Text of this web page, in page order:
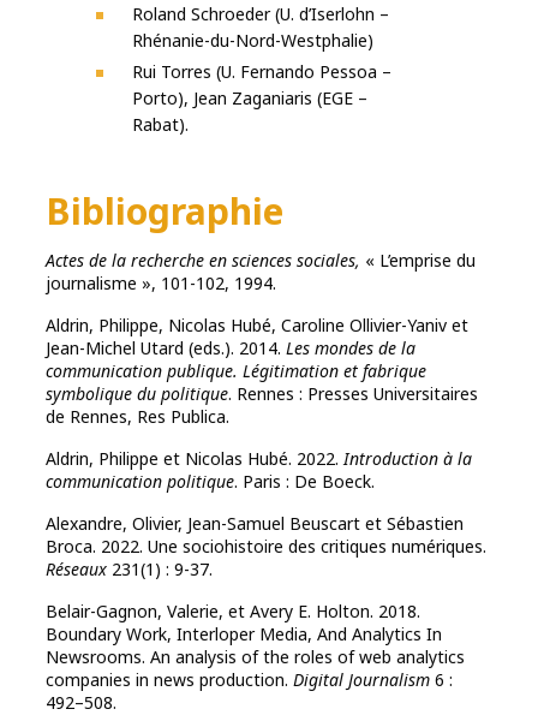
Roland Schroeder (U. d’Iserlohn –
Rhénanie-du-Nord-Westphalie)
Rui Torres (U. Fernando Pessoa –
Porto), Jean Zaganiaris (EGE –
Rabat).
Bibliographie
Actes de la recherche en sciences sociales, « L’emprise du
journalisme », 101-102, 1994.
Aldrin, Philippe, Nicolas Hubé, Caroline Ollivier-Yaniv et
Jean-Michel Utard (eds.). 2014. Les mondes de la
communication publique. Légitimation et fabrique
symbolique du politique. Rennes : Presses Universitaires
de Rennes, Res Publica.
Aldrin, Philippe et Nicolas Hubé. 2022. Introduction à la
communication politique. Paris : De Boeck.
Alexandre, Olivier, Jean-Samuel Beuscart et Sébastien
Broca. 2022. Une sociohistoire des critiques numériques.
Réseaux 231(1) : 9-37.
Belair-Gagnon, Valerie, et Avery E. Holton. 2018.
Boundary Work, Interloper Media, And Analytics In
Newsrooms. An analysis of the roles of web analytics
companies in news production. Digital Journalism 6 :
492–508.